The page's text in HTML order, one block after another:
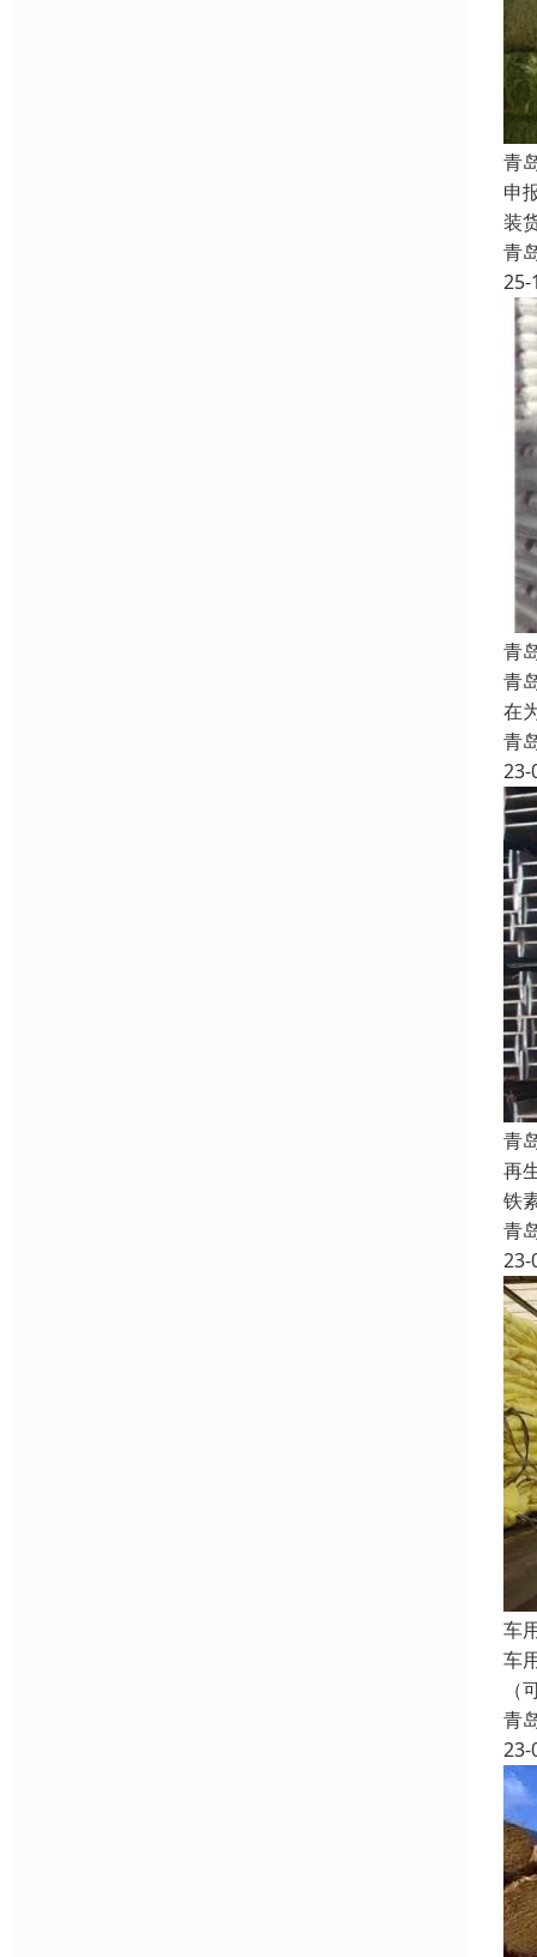
青
申
装
青
25-
青
青
在
青
23-
青
再
铁
青
23-
车
车
青
23-